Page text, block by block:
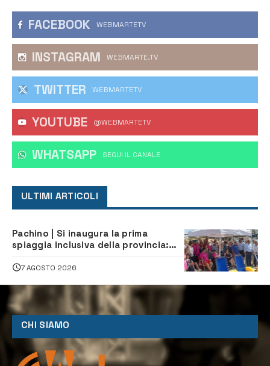
FACEBOOK WEBMARTETV
INSTAGRAM WEBMARTE.TV
TWITTER WEBMARTETV
YOUTUBE @WEBMARTETV
WHATSAPP ‎SEGUI IL CANALE
ULTIMI ARTICOLI
Pachino | Si inaugura la prima
spiaggia inclusiva della provincia:
tutti
7 AGOSTO 2026
CHI SIAMO